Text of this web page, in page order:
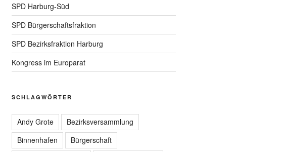
SPD Harburg-Süd
SPD Bürgerschaftsfraktion
SPD Bezirksfraktion Harburg
Kongress im Europarat
SCHLAGWÖRTER
Andy Grote
Bezirksversammlung
Binnenhafen
Bürgerschaft